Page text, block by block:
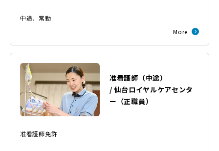
中途、 常勤
More
准看護師（中途）
/仙台ロイヤルケアセンタ
ー （正職員）
准看護師免許